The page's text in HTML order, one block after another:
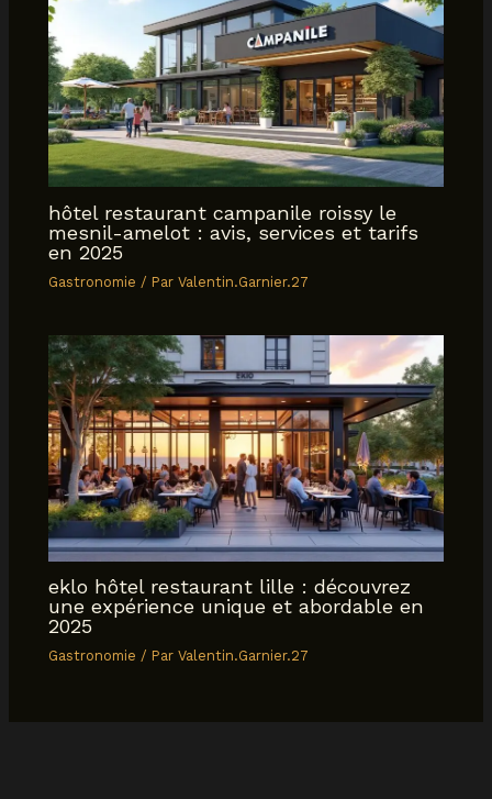
hôtel restaurant campanile roissy le
mesnil-amelot : avis, services et tarifs
en 2025
Gastronomie / ParValentin.Garnier.27
eklo hôtel restaurant lille : découvrez
une expérience unique et abordable en
2025
Gastronomie / ParValentin.Garnier.27